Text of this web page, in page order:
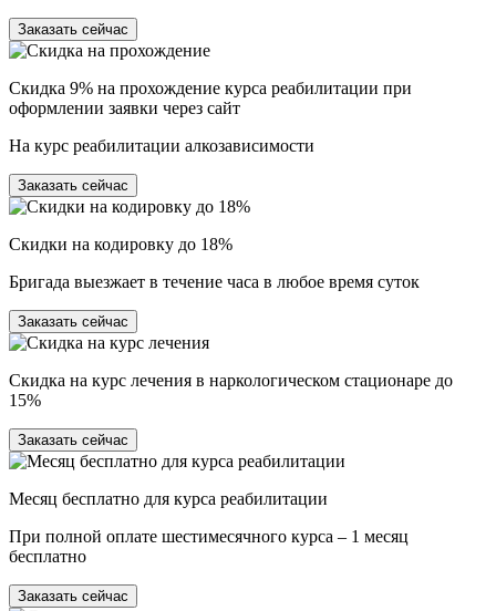
Заказать сейчас
Скидка 9% на прохождение курса реабилитации при
оформлении заявки через сайт
На курс реабилитации алкозависимости
Заказать сейчас
Скидки на кодировку до 18%
Бригада выезжает в течение часа в любое время суток
Заказать сейчас
Скидка на курс лечения в наркологическом стационаре до
15%
Заказать сейчас
Месяц бесплатно для курса реабилитации
При полной оплате шестимесячного курса – 1 месяц
бесплатно
Заказать сейчас